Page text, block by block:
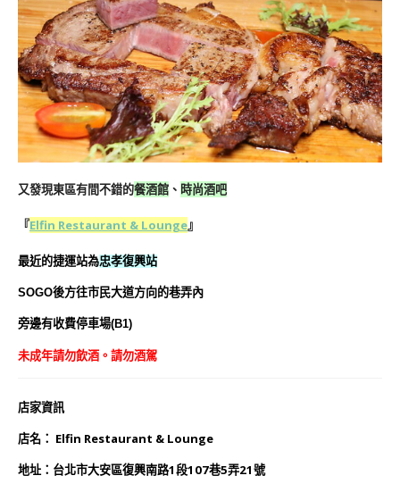
又發現東區有間不錯的餐酒館 、 時尚酒吧
『Elfin Restaurant & Lounge』
最近的捷運站為忠孝復興站
SOGO後方往市民大道方向的巷弄內
旁邊有收費停車場(B1)
未成年請勿飲酒。請勿酒駕
店家資訊
店名： Elfin Restaurant & Lounge
地址：台北市大安區復興南路1段107巷5弄21號